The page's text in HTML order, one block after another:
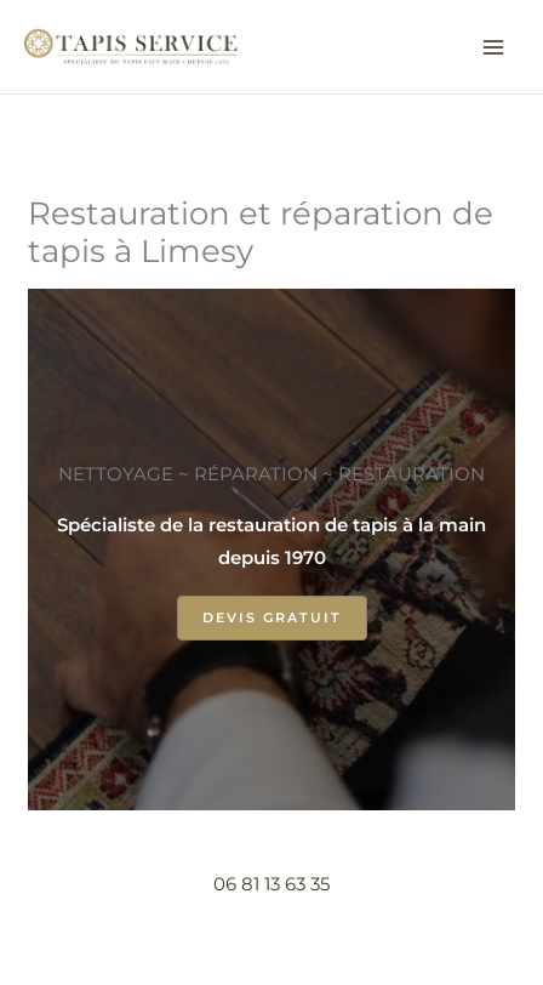
Restauration et réparation de
tapis à Limesy
NETTOYAGE ~ RÉPARATION ~ RESTAURATION
Spécialiste de la restauration de tapis à la main
depuis 1970
DEVIS GRATUIT
06 81 13 63 35